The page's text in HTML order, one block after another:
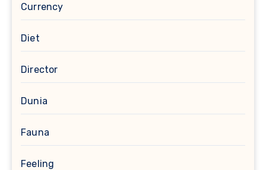
Currency
Diet
Director
Dunia
Fauna
Feeling